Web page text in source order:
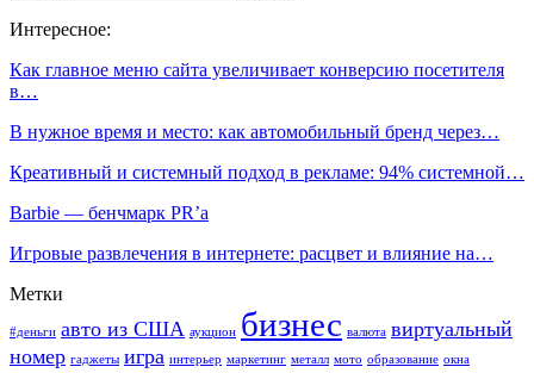
Интересное:
Как главное меню сайта увеличивает конверсию посетителя
в…
В нужное время и место: как автомобильный бренд через…
Креативный и системный подход в рекламе: 94% системной…
Barbie — бенчмарк PR’a
Игровые развлечения в интернете: расцвет и влияние на…
Метки
#деньги авто из США аукцион бизнес валюта виртуальный
номер гаджеты игра интерьер маркетинг металл мото образование окна